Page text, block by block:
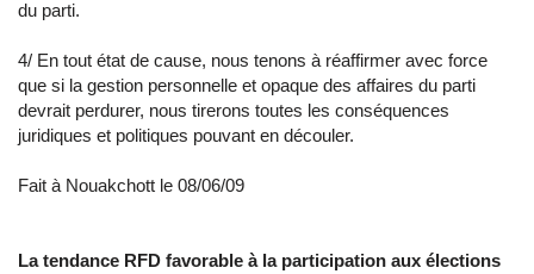
du parti.
4/ En tout état de cause, nous tenons à réaffirmer avec force
que si la gestion personnelle et opaque des affaires du parti
devrait perdurer, nous tirerons toutes les conséquences
juridiques et politiques pouvant en découler.
Fait à Nouakchott le 08/06/09
La tendance RFD favorable à la participation aux élections